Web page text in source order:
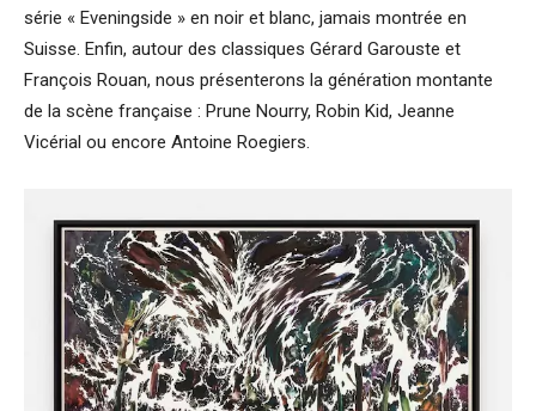
série « Eveningside » en noir et blanc, jamais montrée en
Suisse. Enfin, autour des classiques Gérard Garouste et
François Rouan, nous présenterons la génération montante
de la scène française : Prune Nourry, Robin Kid, Jeanne
Vicérial ou encore Antoine Roegiers.